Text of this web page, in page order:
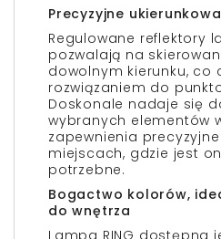
Precyzyjne
Regulowane reflektory
pozwalają na
dowolnym kierunku, co
rozwiązaniem do
Doskonale nadaje się
wybranych elementów
zapewnienia
miejscach, gdzie jest
potrzebne.
Bogactwo kolorów,
do wnętrza